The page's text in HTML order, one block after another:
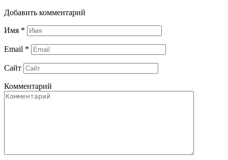
Добавить комментарий
Имя *
Email *
Сайт
Комментарий